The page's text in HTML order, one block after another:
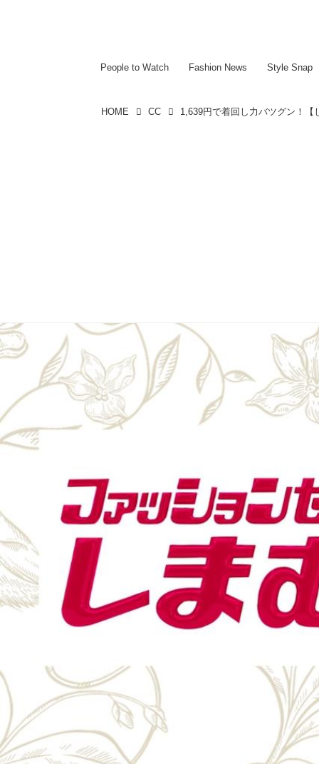
People to Watch Fashion News Style Snap
HOME CC